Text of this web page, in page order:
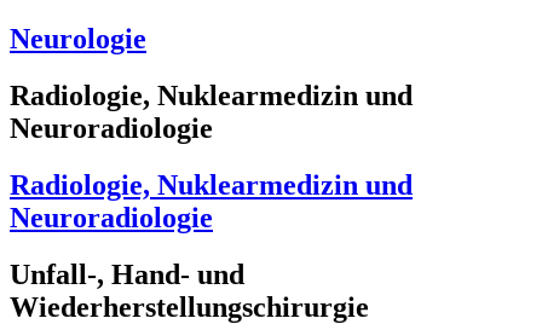
Neurologie
Radiologie, Nuklearmedizin und
Neuroradiologie
Radiologie, Nuklearmedizin und
Neuroradiologie
Unfall-, Hand- und
Wiederherstellungschirurgie